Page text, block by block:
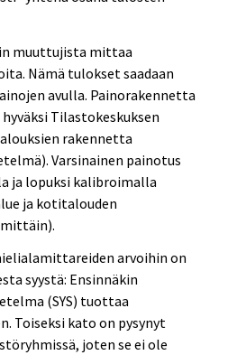
muuttujista mittaa
Nämä tulokset saadaan
avulla. Painorakennetta
Tilastokeskuksen
rakennetta
Varsinainen painotus
ja lopuksi kalibroimalla
ja kotitalouden
arvoihin on
syystä: Ensinnäkin
(SYS) tuottaa
Toiseksi kato on pysynyt
joten se ei ole